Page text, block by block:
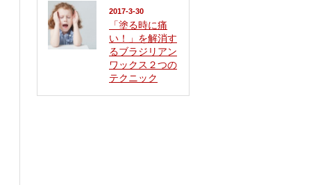
2017-3-30
「塗る時に痛
い！」を解消す
るブラジリアン
ワックス２つの
テクニック